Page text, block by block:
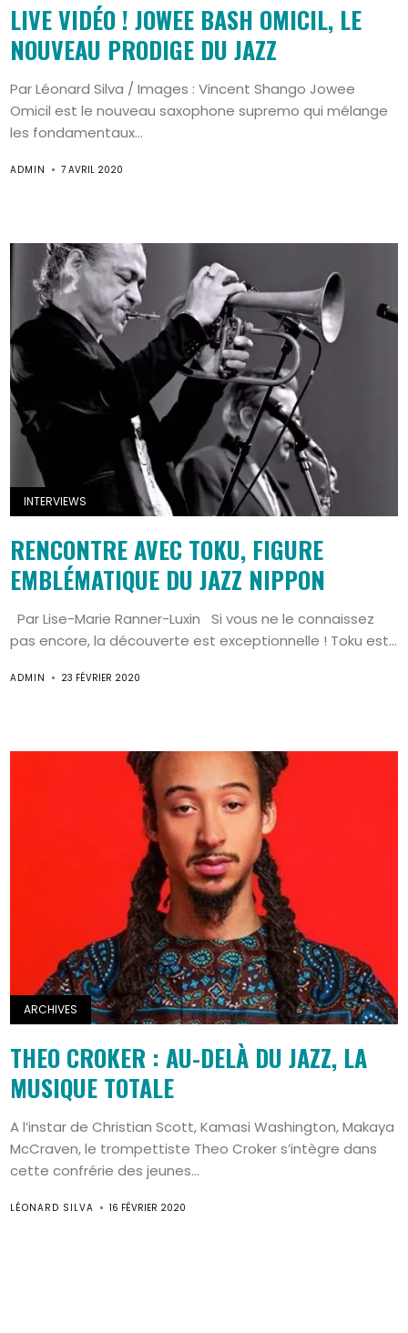
LIVE VIDÉO ! JOWEE BASH OMICIL, LE
NOUVEAU PRODIGE DU JAZZ
Par Léonard Silva / Images : Vincent Shango Jowee
Omicil est le nouveau saxophone supremo qui mélange
les fondamentaux...
ADMIN 7 AVRIL 2020
INTERVIEWS
RENCONTRE AVEC TOKU, FIGURE
EMBLÉMATIQUE DU JAZZ NIPPON
Par Lise-Marie Ranner-Luxin Si vous ne le connaissez
pas encore, la découverte est exceptionnelle ! Toku est...
ADMIN 23 FÉVRIER 2020
ARCHIVES
THEO CROKER : AU-DELÀ DU JAZZ, LA
MUSIQUE TOTALE
A l’instar de Christian Scott, Kamasi Washington, Makaya
McCraven, le trompettiste Theo Croker s’intègre dans
cette confrérie des jeunes...
LÉONARD SILVA 16 FÉVRIER 2020